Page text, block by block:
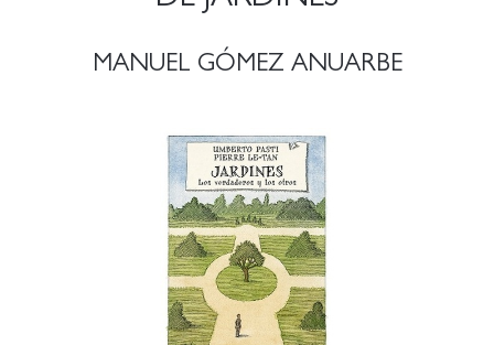
MANUEL GÓMEZ ANUARBE